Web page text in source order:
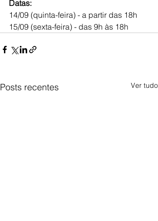
Datas:
14/09 (quinta-feira) - a partir das 18h
15/09 (sexta-feira) - das 9h às 18h
Posts recentes Ver tudo